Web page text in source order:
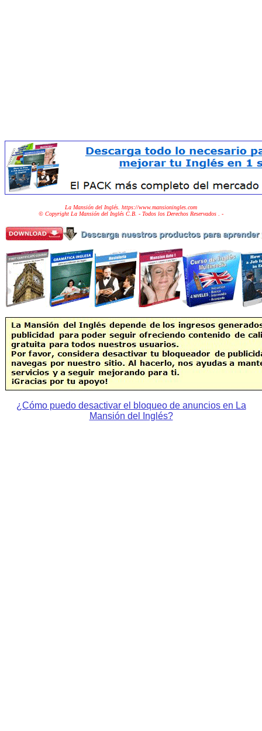
La Mansión del Inglés. https://www.mansioningles.com
© Copyright La Mansión del Inglés C.B. - Todos los Derechos Reservados
. -
¿Cómo puedo desactivar el bloqueo de anuncios en La
Mansión del Inglés?